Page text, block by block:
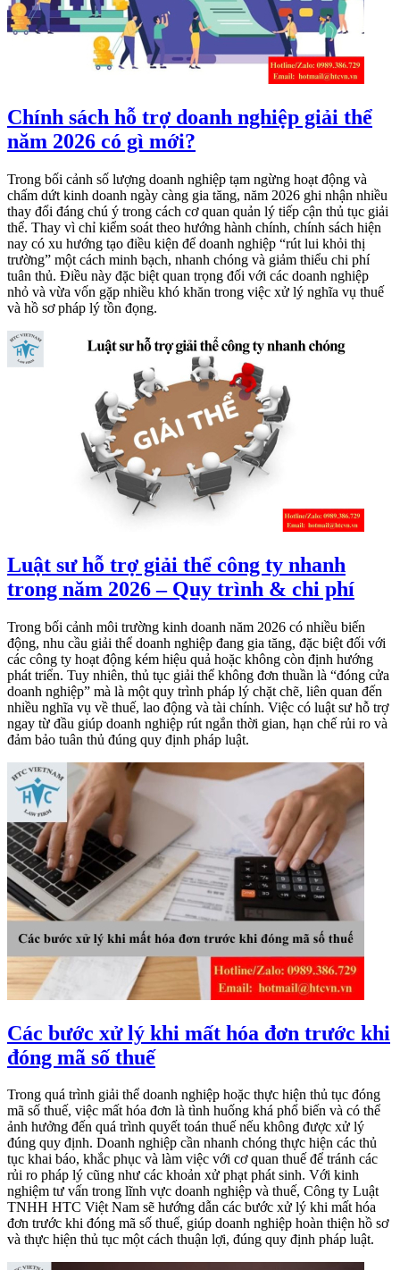
Chính sách hỗ trợ doanh nghiệp giải thể
năm 2026 có gì mới?
Trong bối cảnh số lượng doanh nghiệp tạm ngừng hoạt động và
chấm dứt kinh doanh ngày càng gia tăng, năm 2026 ghi nhận nhiều
thay đổi đáng chú ý trong cách cơ quan quản lý tiếp cận thủ tục giải
thể. Thay vì chỉ kiểm soát theo hướng hành chính, chính sách hiện
nay có xu hướng tạo điều kiện để doanh nghiệp “rút lui khỏi thị
trường” một cách minh bạch, nhanh chóng và giảm thiểu chi phí
tuân thủ. Điều này đặc biệt quan trọng đối với các doanh nghiệp
nhỏ và vừa vốn gặp nhiều khó khăn trong việc xử lý nghĩa vụ thuế
và hồ sơ pháp lý tồn đọng.
Luật sư hỗ trợ giải thể công ty nhanh
trong năm 2026 – Quy trình & chi phí
Trong bối cảnh môi trường kinh doanh năm 2026 có nhiều biến
động, nhu cầu giải thể doanh nghiệp đang gia tăng, đặc biệt đối với
các công ty hoạt động kém hiệu quả hoặc không còn định hướng
phát triển. Tuy nhiên, thủ tục giải thể không đơn thuần là “đóng cửa
doanh nghiệp” mà là một quy trình pháp lý chặt chẽ, liên quan đến
nhiều nghĩa vụ về thuế, lao động và tài chính. Việc có luật sư hỗ trợ
ngay từ đầu giúp doanh nghiệp rút ngắn thời gian, hạn chế rủi ro và
đảm bảo tuân thủ đúng quy định pháp luật.
Các bước xử lý khi mất hóa đơn trước khi
đóng mã số thuế
Trong quá trình giải thể doanh nghiệp hoặc thực hiện thủ tục đóng
mã số thuế, việc mất hóa đơn là tình huống khá phổ biến và có thể
ảnh hưởng đến quá trình quyết toán thuế nếu không được xử lý
đúng quy định. Doanh nghiệp cần nhanh chóng thực hiện các thủ
tục khai báo, khắc phục và làm việc với cơ quan thuế để tránh các
rủi ro pháp lý cũng như các khoản xử phạt phát sinh. Với kinh
nghiệm tư vấn trong lĩnh vực doanh nghiệp và thuế, Công ty Luật
TNHH HTC Việt Nam sẽ hướng dẫn các bước xử lý khi mất hóa
đơn trước khi đóng mã số thuế, giúp doanh nghiệp hoàn thiện hồ sơ
và thực hiện thủ tục một cách thuận lợi, đúng quy định pháp luật.